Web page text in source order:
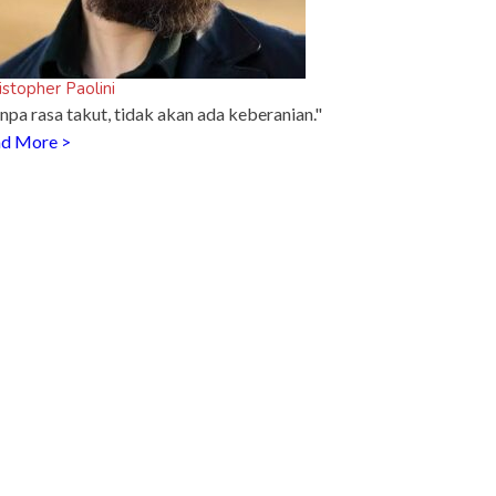
Paolini
rasa takut, tidak akan ada keberanian."
More >